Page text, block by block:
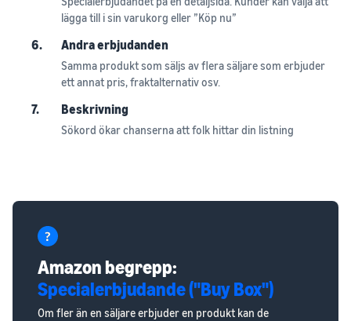
lägga till i sin varukorg eller ”Köp nu”
6. Andra erbjudanden
Samma produkt som säljs av flera säljare som erbjuder
ett annat pris, fraktalternativ osv.
7. Beskrivning
Sökord ökar chanserna att folk hittar din listning
Amazon begrepp:
Specialerbjudande ("Buy Box")
Om fler än en säljare erbjuder en produkt kan de